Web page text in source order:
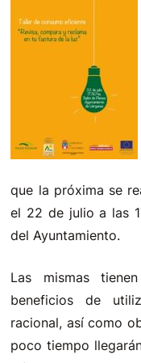
que la próxima se
el 22 de julio a las
del Ayuntamiento.
Las mismas
beneficios de
racional, así como
poco tiempo